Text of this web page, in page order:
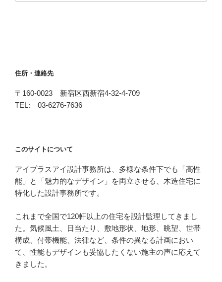
住所・連絡先
〒160-0023 新宿区西新宿4-32-4-709
TEL: 03-6276-7636
このサイトについて
アイプラスアイ設計事務所は、多様な条件下でも「高性
能」と「魅力的なデザイン」を両立させる、木造住宅に
特化した設計事務所です。
これまで全国で120軒以上の住宅を設計監理してきまし
た。気候風土、日当たり、敷地形状、地形、眺望、世帯
構成、付帯機能、法律など、条件の異なる計画におい
て、性能もデザインも妥協したくない施主の声に応えて
きました。